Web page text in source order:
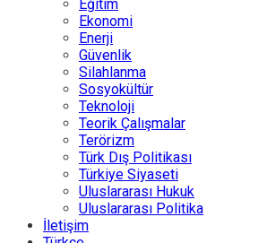
Eğitim
Ekonomi
Enerji
Güvenlik
Silahlanma
Sosyokültür
Teknoloji
Teorik Çalışmalar
Terörizm
Türk Dış Politikası
Türkiye Siyaseti
Uluslararası Hukuk
Uluslararası Politika
İletişim